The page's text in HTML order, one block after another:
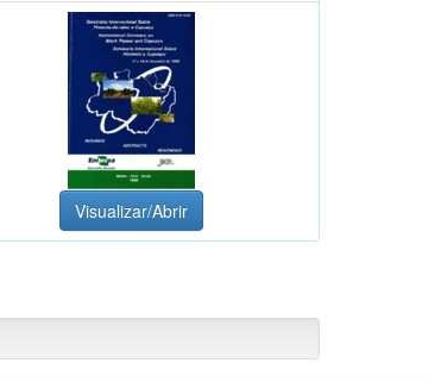
Visualizar/Abrir